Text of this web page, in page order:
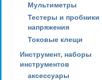
Мультиметры
Тестеры и пробники
напряжения
Токовые клещи
Инструмент, наборы
инструментов
аксессуары